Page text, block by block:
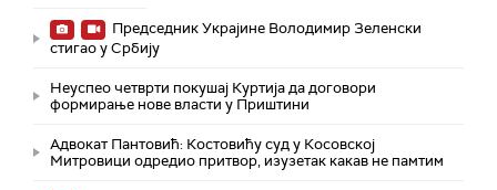
Председник Украјине Володимир Зеленски
стигао у Србију
Неуспео четврти покушај Куртија да договори
формирање нове власти у Приштини
Адвокат Пантовић: Костовићу суд у Косовској
Митровици одредио притвор, изузетак какав не памтим